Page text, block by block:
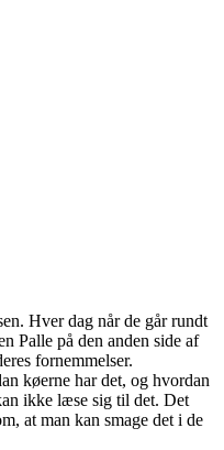
Hver dag når de går rundt
Palle på den anden side af
fornemmelser.
køerne har det, og hvordan
ikke læse sig til det. Det
at man kan smage det i de